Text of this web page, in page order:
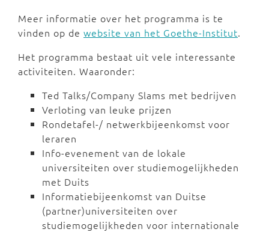
Meer informatie over het programma is te
vinden op de website van het Goethe-Institut.
Het programma bestaat uit vele interessante
activiteiten. Waaronder:
Ted Talks/Company Slams met bedrijven
Verloting van leuke prijzen
Rondetafel-/ netwerkbijeenkomst voor
leraren
Info-evenement van de lokale
universiteiten over studiemogelijkheden
met Duits
Informatiebijeenkomst van Duitse
(partner)universiteiten over
studiemogelijkheden voor internationale